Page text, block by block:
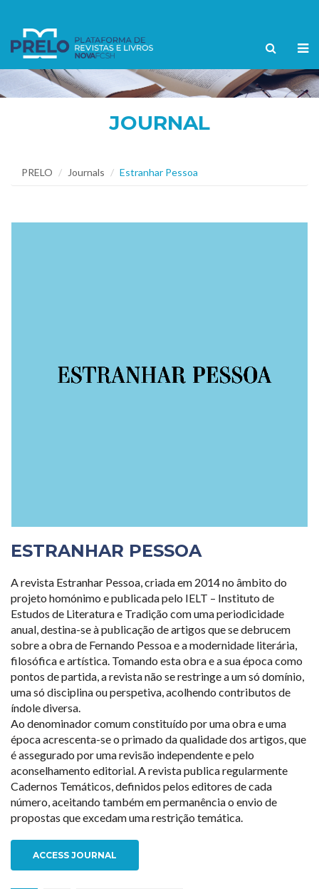
JOURNAL
PRELO Journals Estranhar Pessoa
ESTRANHAR PESSOA
A revista Estranhar Pessoa, criada em 2014 no âmbito do
projeto homónimo e publicada pelo IELT – Instituto de
Estudos de Literatura e Tradição com uma periodicidade
anual, destina-se à publicação de artigos que se debrucem
sobre a obra de Fernando Pessoa e a modernidade literária,
filosófica e artística. Tomando esta obra e a sua época como
pontos de partida, a revista não se restringe a um só domínio,
uma só disciplina ou perspetiva, acolhendo contributos de
índole diversa.
Ao denominador comum constituído por uma obra e uma
época acrescenta-se o primado da qualidade dos artigos, que
é assegurado por uma revisão independente e pelo
aconselhamento editorial. A revista publica regularmente
Cadernos Temáticos, definidos pelos editores de cada
número, aceitando também em permanência o envio de
propostas que excedam uma restrição temática.
ACCESS JOURNAL